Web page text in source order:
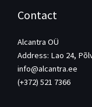
Contact
Alcantra OÜ
Address: Lao 24,
info@alcantra.ee
(+372) 521 7366